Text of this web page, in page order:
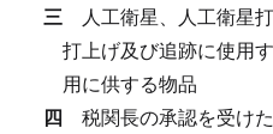
三
人工衛星、人工衛星
打上げ及び追跡に使用
用に供する物品
四
税関長の承認を受け